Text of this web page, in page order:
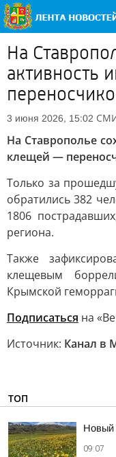
На
активность
3 июня 2026, 15:02
На Ставрополье
клещей —
Только за
обратились 382
1806
региона.
Также
клещевым
Крымской
Подписаться на
Источник: Канал в
ТОП
Новый
09:07